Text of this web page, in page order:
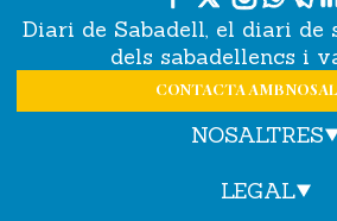
Diari de Sabadell, el diari de
dels sabadellencs i
CONTACTA AMB
NOSALTRES
LEGAL